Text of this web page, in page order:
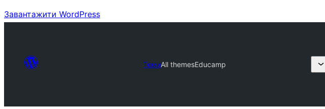
Завантажити WordPress
ТемиAll themesEducamp